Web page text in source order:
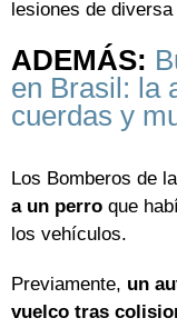
lesiones de
ADEMÁS:
en Brasil: la
cuerdas y
Los Bomberos de
a un perro que
los vehículos.
Previamente, un
vuelco tras